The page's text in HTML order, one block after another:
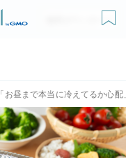
無料ダウンロード
「お昼まで本当に冷えてるか心